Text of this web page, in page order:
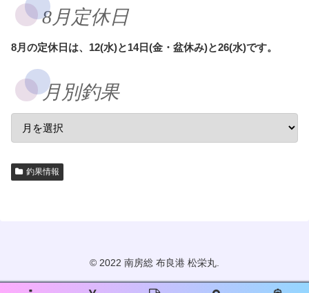
8月定休日
8月の定休日は、12(水)と14日(金・盆休み)と26(水)です。
月別釣果
釣果情報
© 2022 南房総 布良港 松栄丸.